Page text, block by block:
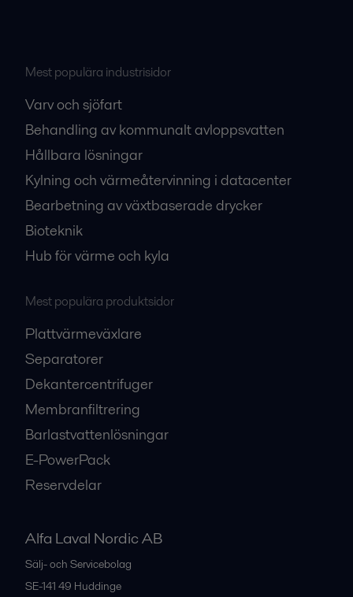
Mest populära industrisidor
Varv och sjöfart
Behandling av kommunalt avloppsvatten
Hållbara lösningar
Kylning och värmeåtervinning i datacenter
Bearbetning av växtbaserade drycker
Bioteknik
Hub för värme och kyla
Mest populära produktsidor
Plattvärmeväxlare
Separatorer
Dekantercentrifuger
Membranfiltrering
Barlastvattenlösningar
E-PowerPack
Reservdelar
Alfa Laval Nordic AB
Sälj- och Servicebolag
SE-141 49 Huddinge